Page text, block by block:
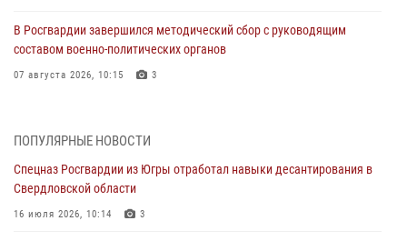
В Росгвардии завершился методический сбор с руководящим
составом военно-политических органов
07 августа 2026, 10:15 3
Генерал-полковник Олег Плохой поздравил специалистов
организационно-штатных подразделений Росгвардии с
ПОПУЛЯРНЫЕ НОВОСТИ
Спецназ Росгвардии из Югры отработал навыки десантирования в
Свердловской области
16 июля 2026, 10:14 3